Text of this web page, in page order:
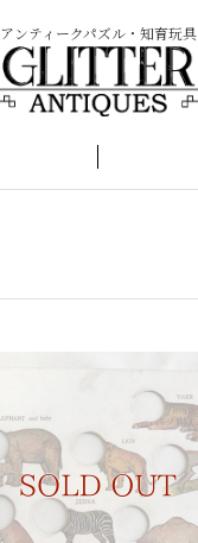
アンティークパズル・知育玩具